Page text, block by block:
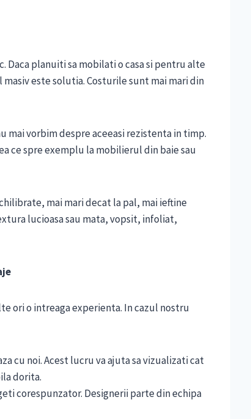
Daca planuiti sa mobilati o casa si pentru alte
este solutia. Costurile sunt mai mari din
mai vorbim despre aceeasi rezistenta in timp.
ce spre exemplu la mobilierul din baie sau
mai mari decat la pal, mai ieftine
lucioasa sau mata, vopsit, infoliat,
ori o intreaga experienta. In cazul nostru
cu noi. Acest lucru va ajuta sa vizualizati cat
dorita.
corespunzator. Designerii parte din echipa